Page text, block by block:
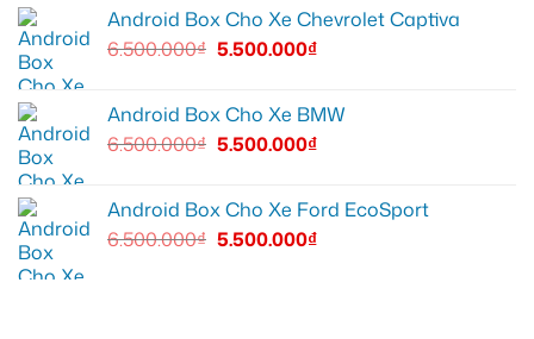
Android Box Cho Xe Chevrolet Captiva
6.500.000₫ 5.500.000₫
Android Box Cho Xe BMW
6.500.000₫ 5.500.000₫
Android Box Cho Xe Ford EcoSport
6.500.000₫ 5.500.000₫